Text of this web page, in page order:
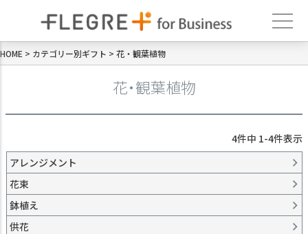
HOME カテゴリー別ギフト 花・観葉植物
花・観葉植物
4件中 1-4件表示
アレンジメント
花束
鉢植え
供花